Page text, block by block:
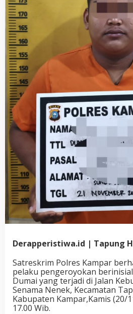
Derapperistiwa.id | Tapung
Satreskrim Polres Kampar
pelaku pengeroyokan
Dumai yang terjadi di Jalan
Senama Nenek, Kecamatan
Kabupaten Kampar,Kamis (20/
17.00 Wib.